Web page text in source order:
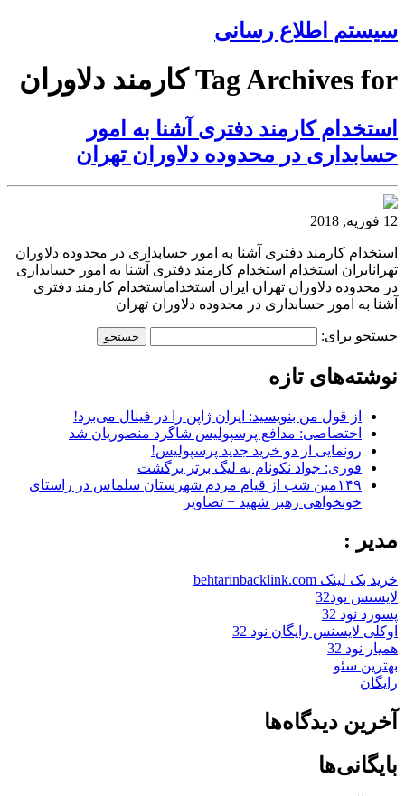
سیستم اطلاع رسانی
Tag Archives for کارمند دلاوران
استخدام کارمند دفتری آشنا به امور
حسابداری در محدوده دلاوران تهران
12 فوریه, 2018
استخدام کارمند دفتری آشنا به امور حسابداری در محدوده دلاوران
تهرانایران استخدام استخدام کارمند دفتری آشنا به امور حسابداری
در محدوده دلاوران تهران ایران استخداماستخدام کارمند دفتری
آشنا به امور حسابداری در محدوده دلاوران تهران
جستجو برای:
نوشته‌های تازه
از قول من بنویسید: ایران ژاپن را در فینال می‌برد!
اختصاصی: مدافع پرسپولیس شاگرد منصوریان شد
رونمایی از دو خرید جدید پرسپولیس!
فوری: جواد نکونام به لیگ برتر برگشت
۱۴۹مین شب از قیام مردم شهرستان سلماس در راستای
خونخواهی رهبر شهید + تصاویر
مدیر :
خرید بک لینک behtarinbacklink.com
لایسنس نود32
پسورد نود 32
اوکلی لایسنس رایگان نود 32
همیار نود 32
بهترین سئو
رایگان
آخرین دیدگاه‌ها
بایگانی‌ها